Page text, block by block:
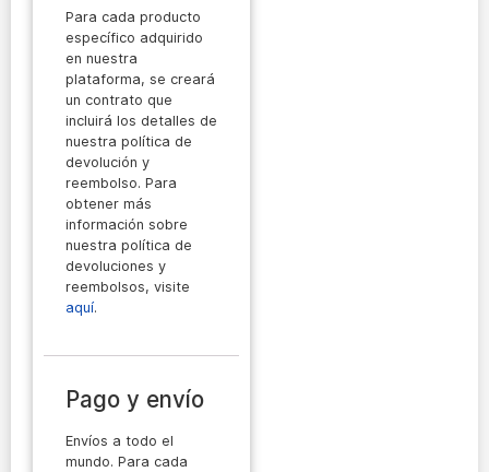
Para cada producto
específico adquirido
en nuestra
plataforma, se creará
un contrato que
incluirá los detalles de
nuestra política de
devolución y
reembolso. Para
obtener más
información sobre
nuestra política de
devoluciones y
reembolsos, visite
aquí.
Pago y envío
Envíos a todo el
mundo. Para cada